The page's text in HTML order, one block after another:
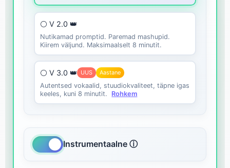
⚪ V 2.0 👑
Nutikamad promptid. Paremad mashupid.
Kiirem väljund. Maksimaalselt 8 minutit.
⚪ V 3.0 👑 UUS Aastane
Autentsed vokaalid, stuudiokvaliteet, täpne igas
keeles, kuni 8 minutit.
Rohkem
Instrumentaalne ⓘ